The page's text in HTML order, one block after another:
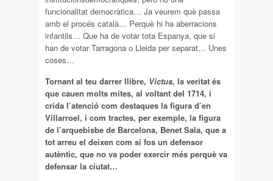
funcionalitat democràtica… Ja veurem què passa
amb el procés català… Perquè hi ha aberracions
infantils… Que ha de votar tota Espanya, que si
han de votar Tarragona o Lleida per separat… Unes
coses…
Tornant al teu darrer llibre, Victus, la veritat és
que cauen molts mites, al voltant del 1714, i
crida l’atenció com destaques la figura d’en
Villarroel, i com tractes, per exemple, la figura
de l’arquebisbe de Barcelona, Benet Sala, que a
tot arreu el deixen com si fos un defensor
autèntic, que no va poder exercir més perquè va
defensar la ciutat…